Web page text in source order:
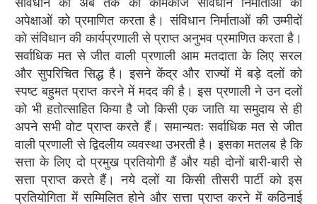
अपेक्षाओं को प्रमाणित करता है। संविधान निर्माताओं की उम्मीदों
को संविधान की कार्यप्रणाली से प्राप्त अनुभव प्रमाणित करता है।
सर्वाधिक मत से जीत वाली प्रणाली आम मतदाता के लिए सरल
और सुपरिचित सिद्ध है। इसने केंद्र और राज्यों में बड़े दलों को
स्पष्ट बहुमत प्राप्त करने में मदद की है। इस प्रणाली ने उन दलों
को भी हतोत्साहित किया है जो किसी एक जाति या समुदाय से ही
अपने सभी वोट प्राप्त करते हैं। समान्यतः सर्वाधिक मत से जीत
वाली प्रणाली से द्विदलीय व्यवस्था उभरती है। इसका मतलब है कि
सत्ता के लिए दो प्रमुख प्रतियोगी हैं और यही दोनों बारी-बारी से
सत्ता प्राप्त करते हैं। नये दलों या किसी तीसरी पार्टी को इस
प्रतियोगिता में सम्मिलित होने और सत्ता प्राप्त करने में कठिनाई